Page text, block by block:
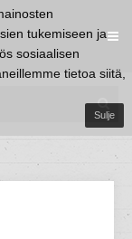
tukemiseen ja
sosiaalisen
tietoa siitä,
Sulje